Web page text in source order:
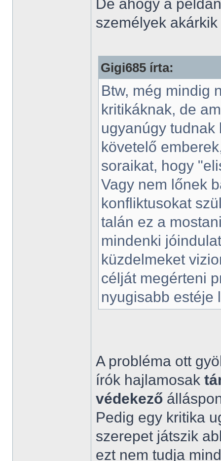
De ahogy a
személyek
Gigi685 írta:
Btw, még mindig
kritikáknak, de
ugyanúgy tudnak
követelő
soraikat, hogy
Vagy nem lőnek
konfliktusokat
talán ez a
mindenki
küzdelmeket
célját megérteni
nyugisabb estéje
A probléma ott
írók hajlamosak
védekező
Pedig egy kritika
szerepet játszik
ezt nem tudja